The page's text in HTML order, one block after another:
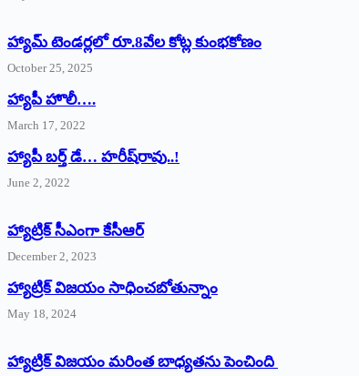
హ్యామ్‌ ‌టెండర్లలో రూ.8వేల కోట్ల కుంభకోణం
October 25, 2025
హ్యాపీ హొలీ….
March 17, 2022
హ్యాపీ బర్త్ ‌డే… హరీష్‌రావు..!
June 2, 2022
హ్యాట్రిక్‌ ‌సీఎంగా కేసీఆర్‌
December 2, 2023
హ్యాట్రిక్‌ విజయం సాధించబోతున్నాం
May 18, 2024
హ్యాట్రిక్ విజయం మరింత బాధ్యతను పెంచింది